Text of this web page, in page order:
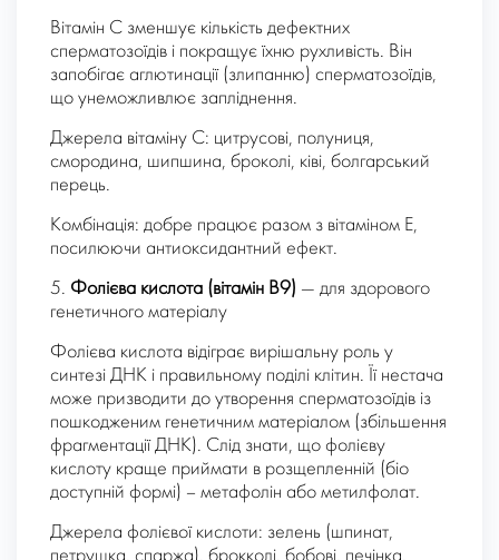
Вітамін C зменшує кількість дефектних
сперматозоїдів і покращує їхню рухливість. Він
запобігає аглютинації (злипанню) сперматозоїдів,
що унеможливлює запліднення.
Джерела вітаміну С: цитрусові, полуниця,
смородина, шипшина, броколі, ківі, болгарський
перець.
Комбінація: добре працює разом з вітаміном E,
посилюючи антиоксидантний ефект.
5. Фолієва кислота (вітамін B9) — для здорового
генетичного матеріалу
Фолієва кислота відіграє вирішальну роль у
синтезі ДНК і правильному поділі клітин. Її нестача
може призводити до утворення сперматозоїдів із
пошкодженим генетичним матеріалом (збільшення
фрагментації ДНК). Слід знати, що фолієву
кислоту краще приймати в розщепленній (біо
доступній формі) – метафолін або метилфолат.
Джерела фолієвої кислоти: зелень (шпинат,